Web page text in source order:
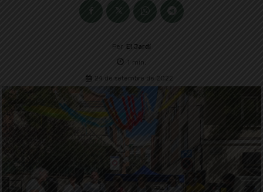
Per El Jardí
1 min.
24 de setembre de 2022